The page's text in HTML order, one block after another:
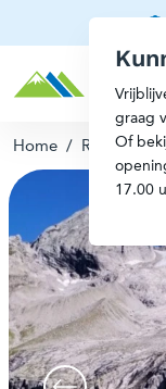
graag
Of
17.00
Home / Reserveer